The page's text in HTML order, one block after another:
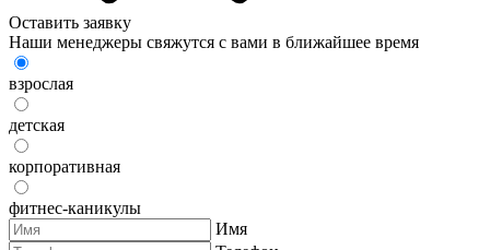
Оставить заявку
Наши менеджеры свяжутся с вами в ближайшее время
взрослая
детская
корпоративная
фитнес-каникулы
Имя